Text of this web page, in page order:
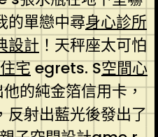
的單戀中尋身心診所
設計 ！天秤座太可怕
宅egrets. S空間心
的純金箔信用卡，
反射出藍光後發出了